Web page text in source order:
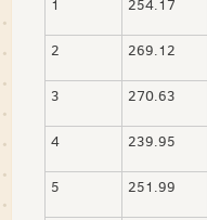
1 254.17
2 269.12
3 270.63
4 239.95
5 251.99